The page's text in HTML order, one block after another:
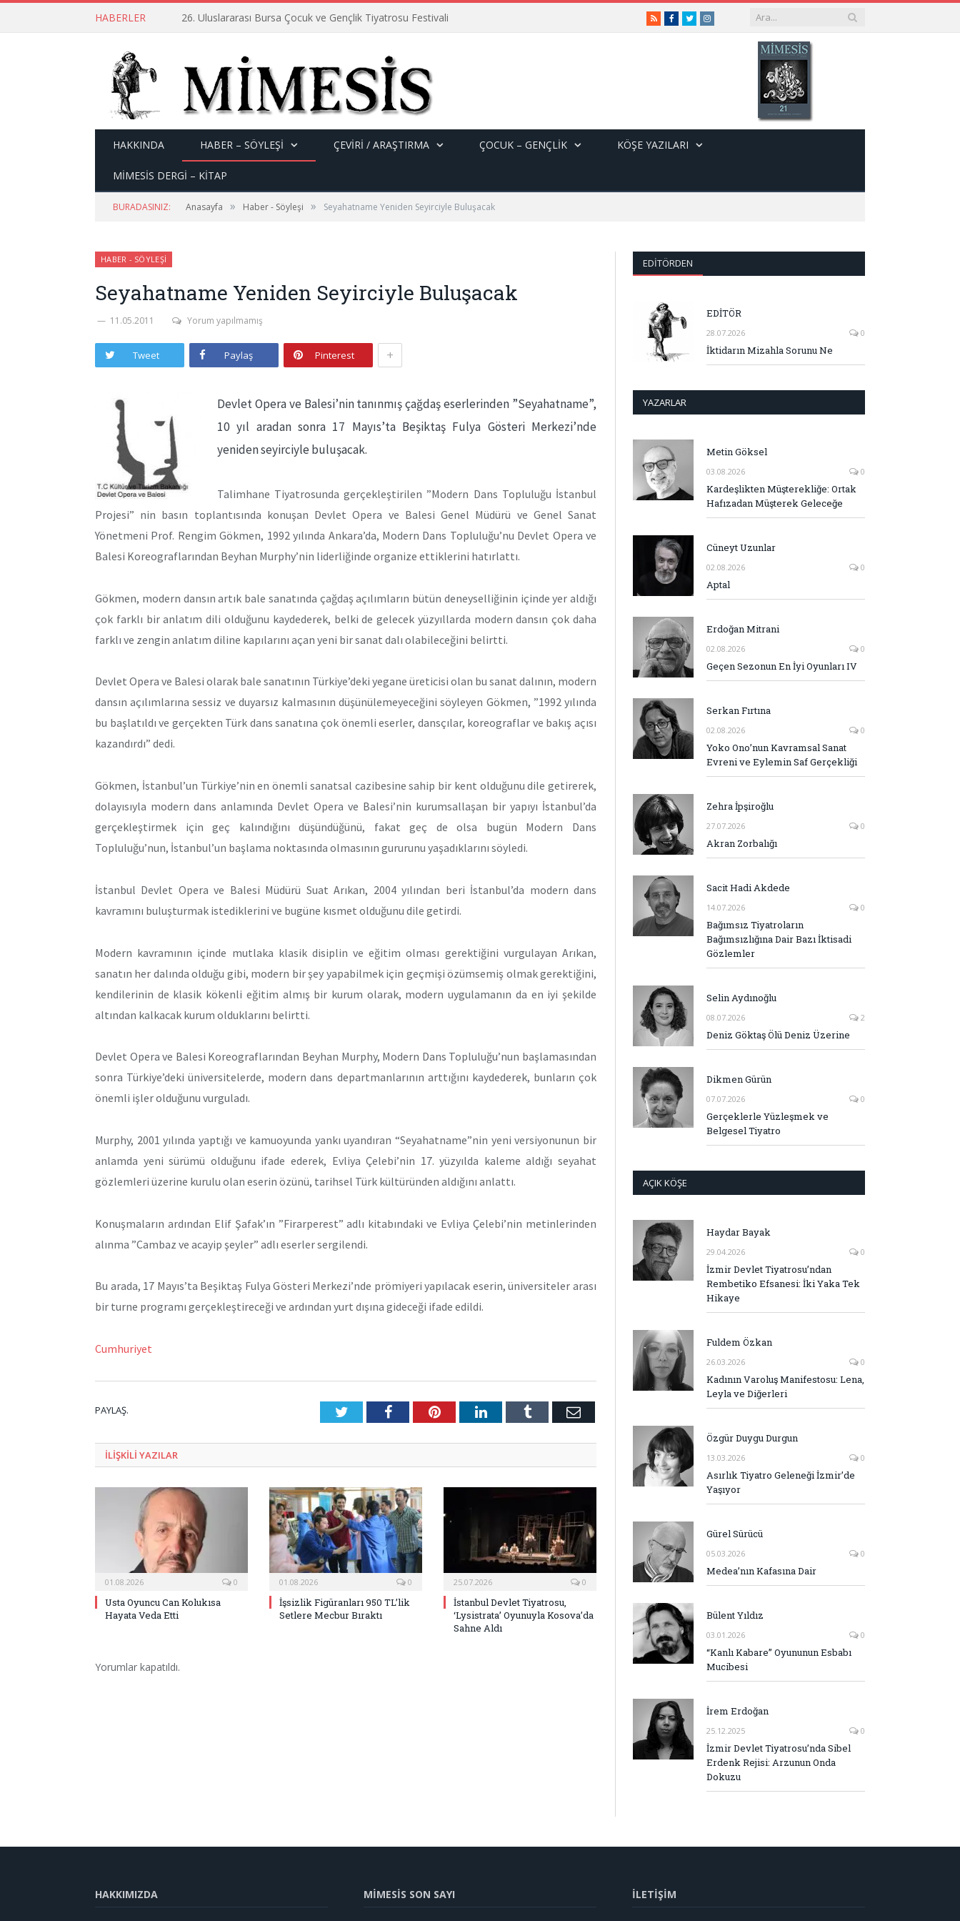
HABERLER 26. Uluslararası Bursa Çocuk ve Gençlik Tiyatrosu Festivali RSSFacebook
TwitterInstagram
HAKKINDA HABER – SÖYLEŞI ÇEVİRİ / ARAŞTIRMA ÇOCUK – GENÇLIK KÖŞE YAZILARI
MİMESİS DERGİ – KİTAP
BURADASINIZ: Anasayfa » Haber - Söyleşi » Seyahatname Yeniden Seyirciyle Buluşacak
HABER - SÖYLEŞI
Seyahatname Yeniden Seyirciyle Buluşacak
11.05.2011 Yorum yapılmamış
Tweet Paylaş Pinterest +
Devlet Opera ve Balesi’nin tanınmış çağdaş eserlerinden ”Seyahatname”,
10 yıl aradan sonra 17 Mayıs’ta Beşiktaş Fulya Gösteri Merkezi’nde
yeniden seyirciyle buluşacak.
Talimhane Tiyatrosunda gerçekleştirilen ”Modern Dans Topluluğu İstanbul
Projesi” nin basın toplantısında konuşan Devlet Opera ve Balesi Genel Müdürü ve Genel Sanat
Yönetmeni Prof. Rengim Gökmen, 1992 yılında Ankara’da, Modern Dans Topluluğu’nu Devlet Opera ve
Balesi Koreograflarından Beyhan Murphy’nin liderliğinde organize ettiklerini hatırlattı.
Gökmen, modern dansın artık bale sanatında çağdaş açılımların bütün deneyselliğinin içinde yer aldığı
çok farklı bir anlatım dili olduğunu kaydederek, belki de gelecek yüzyıllarda modern dansın çok daha
farklı ve zengin anlatım diline kapılarını açan yeni bir sanat dalı olabileceğini belirtti.
Devlet Opera ve Balesi olarak bale sanatının Türkiye’deki yegane üreticisi olan bu sanat dalının, modern
dansın açılımlarına sessiz ve duyarsız kalmasının düşünülemeyeceğini söyleyen Gökmen, ”1992 yılında
bu başlatıldı ve gerçekten Türk dans sanatına çok önemli eserler, dansçılar, koreograflar ve bakış açısı
kazandırdı” dedi.
Gökmen, İstanbul’un Türkiye’nin en önemli sanatsal cazibesine sahip bir kent olduğunu dile getirerek,
dolayısıyla modern dans anlamında Devlet Opera ve Balesi’nin kurumsallaşan bir yapıyı İstanbul’da
gerçekleştirmek için geç kalındığını düşündüğünü, fakat geç de olsa bugün Modern Dans
Topluluğu’nun, İstanbul’un başlama noktasında olmasının gururunu yaşadıklarını söyledi.
İstanbul Devlet Opera ve Balesi Müdürü Suat Arıkan, 2004 yılından beri İstanbul’da modern dans
kavramını buluşturmak istediklerini ve bugüne kısmet olduğunu dile getirdi.
Modern kavramının içinde mutlaka klasik disiplin ve eğitim olması gerektiğini vurgulayan Arıkan,
sanatın her dalında olduğu gibi, modern bir şey yapabilmek için geçmişi özümsemiş olmak gerektiğini,
kendilerinin de klasik kökenli eğitim almış bir kurum olarak, modern uygulamanın da en iyi şekilde
altından kalkacak kurum olduklarını belirtti.
Devlet Opera ve Balesi Koreograflarından Beyhan Murphy, Modern Dans Topluluğu’nun başlamasından
sonra Türkiye’deki üniversitelerde, modern dans departmanlarının arttığını kaydederek, bunların çok
önemli işler olduğunu vurguladı.
Murphy, 2001 yılında yaptığı ve kamuoyunda yankı uyandıran “Seyahatname”nin yeni versiyonunun bir
anlamda yeni sürümü olduğunu ifade ederek, Evliya Çelebi’nin 17. yüzyılda kaleme aldığı seyahat
gözlemleri üzerine kurulu olan eserin özünü, tarihsel Türk kültüründen aldığını anlattı.
Konuşmaların ardından Elif Şafak’ın ”Firarperest” adlı kitabındaki ve Evliya Çelebi’nin metinlerinden
alınma ”Cambaz ve acayip şeyler” adlı eserler sergilendi.
Bu arada, 17 Mayıs’ta Beşiktaş Fulya Gösteri Merkezi’nde prömiyeri yapılacak eserin, üniversiteler arası
bir turne programı gerçekleştireceği ve ardından yurt dışına gideceği ifade edildi.
Cumhuriyet
PAYLAŞ. TwitterFacebookPinterestLinkedInTumblr E-
ILIŞKILI YAZILAR
01.08.2026 0
Usta Oyuncu Can Kolukısa
Hayata Veda Etti
01.08.2026 0
İşsizlik Figüranları 950 TL’lik
Setlere Mecbur Bıraktı
25.07.2026 0
İstanbul Devlet Tiyatrosu,
‘Lysistrata’ Oyunuyla Kosova’da
Sahne Aldı
Yorumlar kapatıldı.
EDITÖRDEN
EDİTÖR
28.07.2026 0
İktidarın Mizahla Sorunu Ne
YAZARLAR
Metin Göksel
03.08.2026 0
Kardeşlikten Müşterekliğe: Ortak
Hafızadan Müşterek Geleceğe
Cüneyt Uzunlar
02.08.2026 0
Aptal
Erdoğan Mitrani
02.08.2026 0
Geçen Sezonun En İyi Oyunları IV
Serkan Fırtına
02.08.2026 0
Yoko Ono’nun Kavramsal Sanat
Evreni ve Eylemin Saf Gerçekliği
Zehra İpşiroğlu
27.07.2026 0
Akran Zorbalığı
Sacit Hadi Akdede
14.07.2026 0
Bağımsız Tiyatroların
Bağımsızlığına Dair Bazı İktisadi
Gözlemler
Selin Aydınoğlu
08.07.2026 2
Deniz Göktaş Ölü Deniz Üzerine
Dikmen Gürün
07.07.2026 0
Gerçeklerle Yüzleşmek ve
Belgesel Tiyatro
AÇIK KÖŞE
Haydar Bayak
29.04.2026 0
İzmir Devlet Tiyatrosu’ndan
Rembetiko Efsanesi: İki Yaka Tek
Hikaye
Fuldem Özkan
26.03.2026 0
Kadının Varoluş Manifestosu: Lena,
Leyla ve Diğerleri
Özgür Duygu Durgun
13.03.2026 0
Asırlık Tiyatro Geleneği İzmir’de
Yaşıyor
Gürel Sürücü
05.03.2026 0
Medea’nın Kafasına Dair
Bülent Yıldız
03.01.2026 0
“Kanlı Kabare” Oyununun Esbabı
Mucibesi
İrem Erdoğan
25.12.2025 0
İzmir Devlet Tiyatrosu’nda Sibel
Erdenk Rejisi: Arzunun Onda
Dokuzu
HAKKIMIZDA MİMESİS SON SAYI İLETİŞİM